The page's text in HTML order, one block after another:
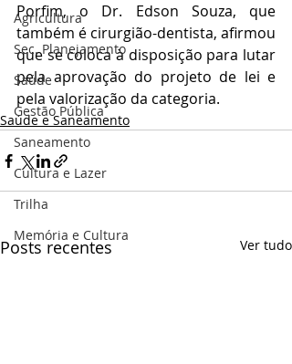
Agricultura
Sec. Planejamento
Saúde
Gestão Pública
Saneamento
Cultura e Lazer
Trilha
Memória e Cultura
Porfim, o Dr. Edson Souza, que
também é cirurgião-dentista, afirmou
que se coloca à disposição para lutar
pela aprovação do projeto de lei e
pela valorização da categoria.
Saúde e Saneamento
Posts recentes Ver tudo